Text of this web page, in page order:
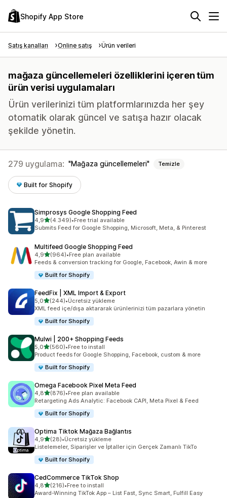
Shopify App Store
Satış kanalları Online satış Ürün verileri
mağaza güncellemeleri özelliklerini içeren tüm
ürün verisi uygulamaları
Ürün verilerinizi tüm platformlarınızda her şey
otomatik olarak güncel ve satışa hazır olacak
şekilde yönetin.
279 uygulama: Mağaza güncellemeleri Temizle
Built for Shopify
Simprosys Google Shopping Feed
4,95 yıldız üzerinden
(4.349)
toplam 4349 değerlendirme
•Free trial available
Submits Feed for Google Shopping, Microsoft, Meta, & Pinterest
Multifeed Google Shopping Feed
4,95 yıldız üzerinden
(964)
toplam 964 değerlendirme
•Free plan available
Feeds & conversion tracking for Google, Facebook, Awin & more
Built for Shopify
FeedFix | XML Import & Export
5,05 yıldız üzerinden
(244)
toplam 244 değerlendirme
•Ücretsiz yükleme
XML feed içe/dışa aktararak ürünlerinizi tüm pazarlara yönetin
Built for Shopify
Mulwi | 200+ Shopping Feeds
5,05 yıldız üzerinden
(560)
toplam 560 değerlendirme
•Free to install
Product feeds for Google Shopping, Facebook, custom & more
Built for Shopify
Omega Facebook Pixel Meta Feed
4,85 yıldız üzerinden
(876)
toplam 876 değerlendirme
•Free plan available
Retargeting Ads Analytic: Facebook CAPI, Meta Pixel & Feed
Built for Shopify
Optima Tiktok Mağaza Bağlantıs
4,95 yıldız üzerinden
(28)
toplam 28 değerlendirme
•Ücretsiz yükleme
Listelemeler, Siparişler ve İptaller için Gerçek Zamanlı TikTo
Built for Shopify
CedCommerce TikTok Shop
4,85 yıldız üzerinden
(216)
toplam 216 değerlendirme
•Free to install
Award-Winning TikTok App – List Fast, Sync Smart, Fulfill Easy